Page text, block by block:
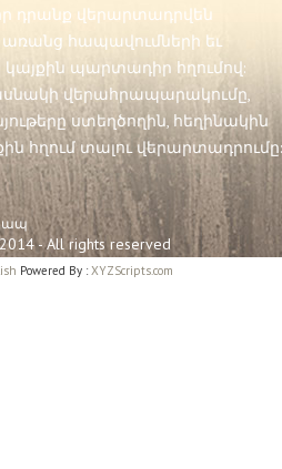
դրանք վերարտադրվեն
առանց հապավումների եւ
կայքին պարտադիր հղումով:
վերահրապարակումը,
ստեղծողին, հեղինակին
հղում տալու վերարտադրումը:
- All rights reserved
Powered By :XYZScripts.com